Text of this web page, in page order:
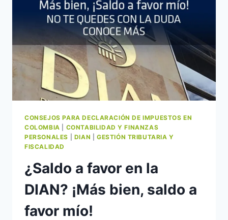
CONSEJOS PARA DECLARACIÓN DE IMPUESTOS EN
COLOMBIA
CONTABILIDAD Y FINANZAS
PERSONALES
DIAN
GESTIÓN TRIBUTARIA Y
FISCALIDAD
¿Saldo a favor en la
DIAN? ¡Más bien, saldo a
favor mío!